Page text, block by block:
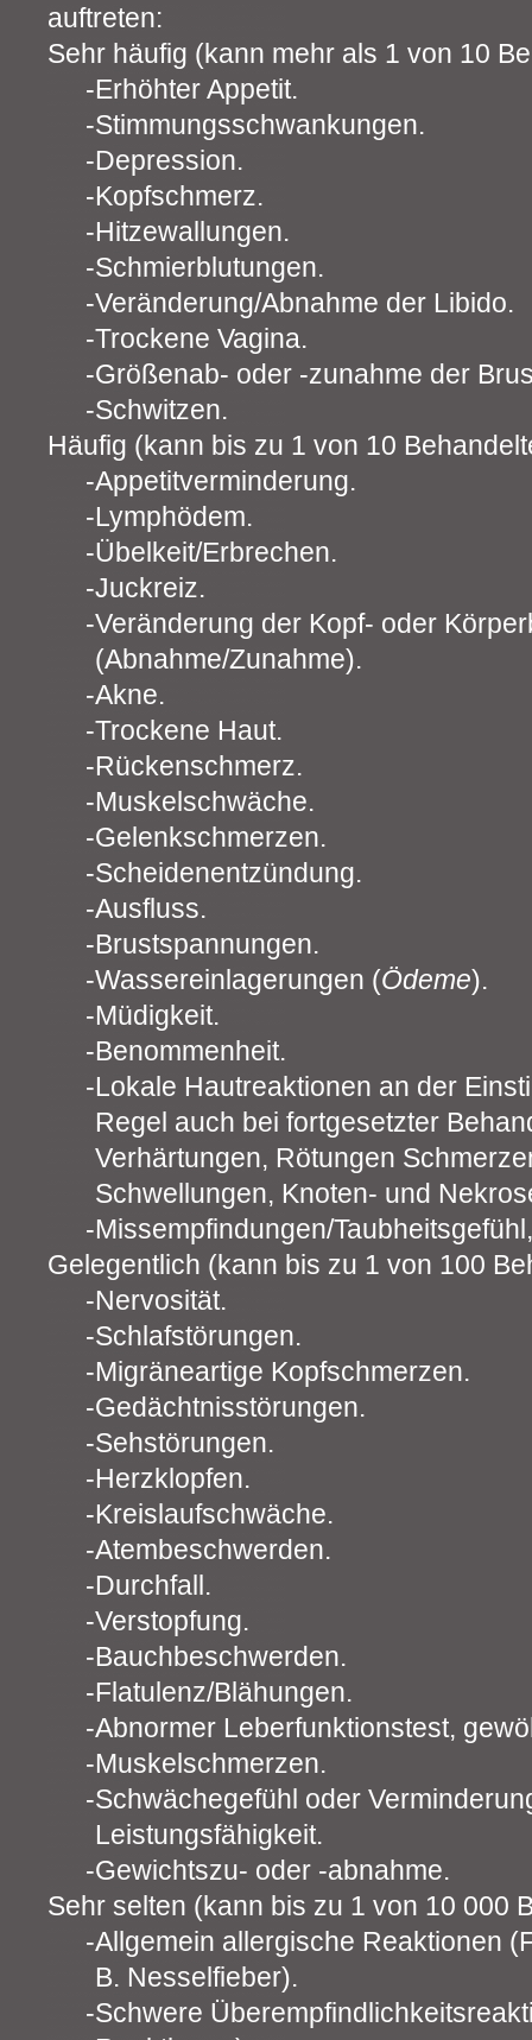
auftreten:
Sehr häufig (kann mehr als 1 von 10
Erhöhter Appetit.
Stimmungsschwankungen.
Depression.
Kopfschmerz.
Hitzewallungen.
Schmierblutungen.
Veränderung/Abnahme der Libido.
Trockene Vagina.
Größenab- oder -zunahme der
Schwitzen.
Häufig (kann bis zu 1 von 10
Appetitverminderung.
Lymphödem.
Übelkeit/Erbrechen.
Juckreiz.
Veränderung der Kopf- oder
(Abnahme/Zunahme).
Akne.
Trockene Haut.
Rückenschmerz.
Muskelschwäche.
Gelenkschmerzen.
Scheidenentzündung.
Ausfluss.
Brustspannungen.
Wassereinlagerungen (Ödeme).
Müdigkeit.
Benommenheit.
Lokale Hautreaktionen an der
Regel auch bei fortgesetzter
Verhärtungen, Rötungen
Schwellungen, Knoten- und
Missempfindungen/
Gelegentlich (kann bis zu 1 von 100
Nervosität.
Schlafstörungen.
Migräneartige Kopfschmerzen.
Gedächtnisstörungen.
Sehstörungen.
Herzklopfen.
Kreislaufschwäche.
Atembeschwerden.
Durchfall.
Verstopfung.
Bauchbeschwerden.
Flatulenz/Blähungen.
Abnormer Leberfunktionstest,
Muskelschmerzen.
Schwächegefühl oder
Leistungsfähigkeit.
Gewichtszu- oder -abnahme.
Sehr selten (kann bis zu 1 von 10 000
Allgemein allergische Reaktionen
B. Nesselfieber).
Schwere